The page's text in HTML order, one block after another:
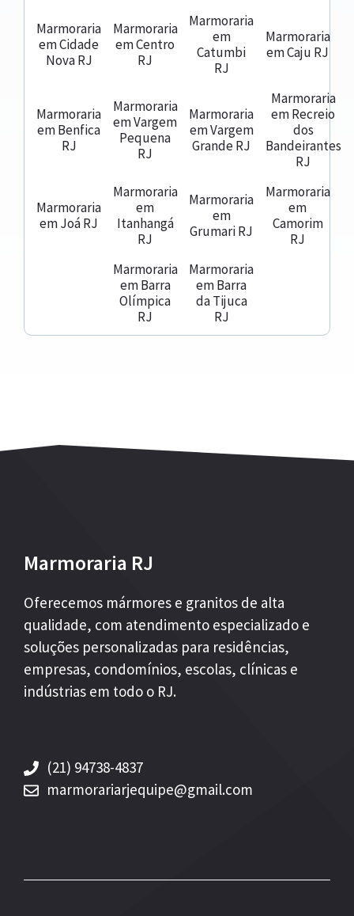
Marmoraria
em Cidade
Nova RJ
Marmoraria
em Centro
RJ
Marmoraria
em
Catumbi
RJ
Marmoraria
em Caju RJ
Marmoraria
em Benfica
RJ
Marmoraria
em Vargem
Pequena
RJ
Marmoraria
em Vargem
Grande RJ
Marmoraria
em Recreio
dos
Bandeirantes
RJ
Marmoraria
em Joá RJ
Marmoraria
em
Itanhangá
RJ
Marmoraria
em
Grumari RJ
Marmoraria
em
Camorim
RJ
Marmoraria
em Barra
Olímpica
RJ
Marmoraria
em Barra
da Tijuca
RJ
Marmoraria RJ
Oferecemos mármores e granitos de alta
qualidade, com atendimento especializado e
soluções personalizadas para residências,
empresas, condomínios, escolas, clínicas e
indústrias em todo o RJ.
(21) 94738-4837
marmorariarjequipe@gmail.com